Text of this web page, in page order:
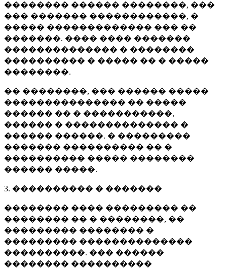
�������� ������ ��������, ���
��� ������� ������������, �
����� ������������� ��� ��
�������. ���� ���� �������
�������������� � ��������
���������� � ����� �� � �����
��������.
�� ��������, ��� ������ �����
��������������� �� �����
������ �� � �����������,
������ � �������������� �
������ ������. � ���������
������� ���������� �� �
���������� ����� ��������
������ �����.
3. ���������� � �������
�������� ���� ��������� ��
�������� �� � ��������, ��
��������� �������� �
��������� ��������������
����������. ��� ������
�������� ����������